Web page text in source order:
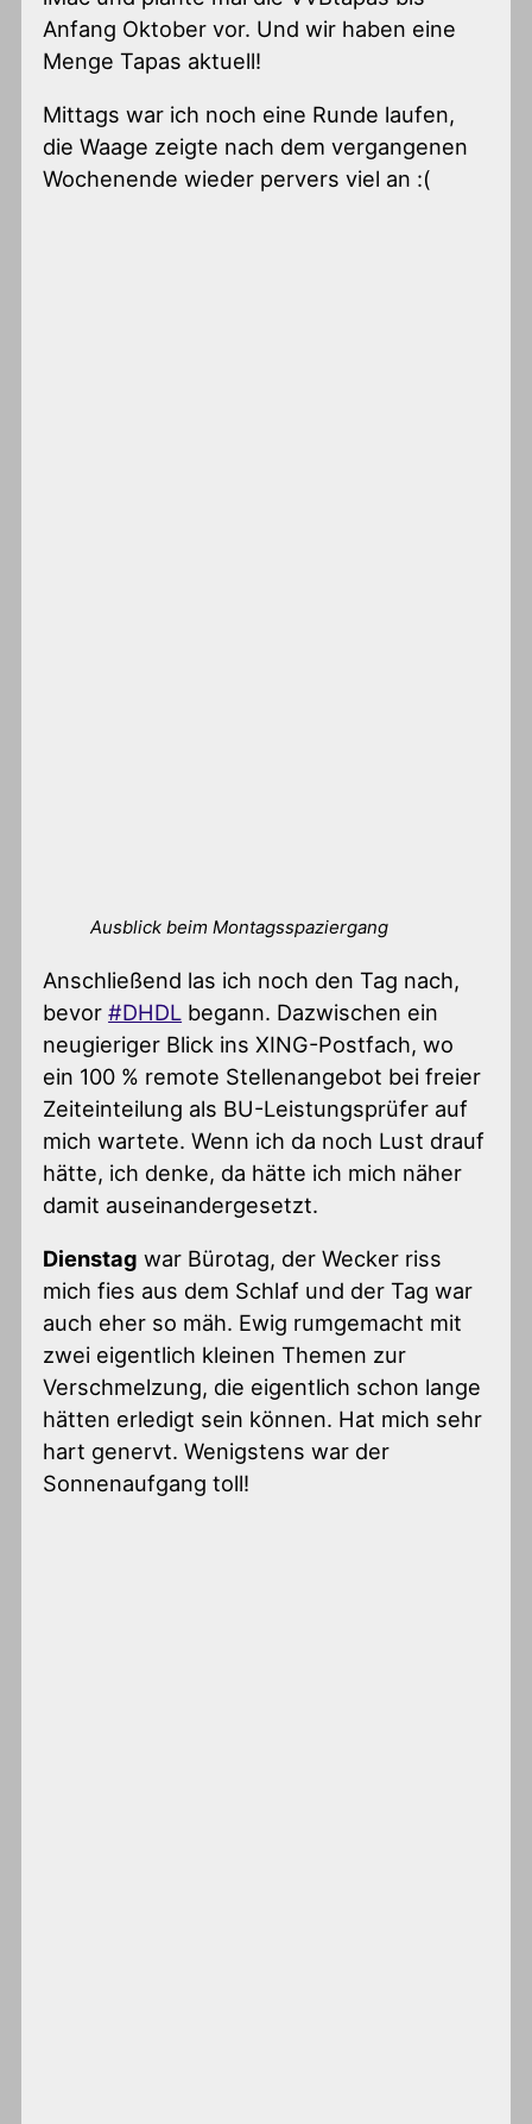
Anfang Oktober vor. Und wir haben eine
Menge Tapas aktuell!
Mittags war ich noch eine Runde laufen,
die Waage zeigte nach dem vergangenen
Wochenende wieder pervers viel an :(
Ausblick beim Montagsspaziergang
Anschließend las ich noch den Tag nach,
bevor#DHDL begann. Dazwischen ein
neugieriger Blick ins XING-Postfach, wo
ein 100 % remote Stellenangebot bei freier
Zeiteinteilung als BU-Leistungsprüfer auf
mich wartete. Wenn ich da noch Lust drauf
hätte, ich denke, da hätte ich mich näher
damit auseinandergesetzt.
Dienstag war Bürotag, der Wecker riss
mich fies aus dem Schlaf und der Tag war
auch eher so mäh. Ewig rumgemacht mit
zwei eigentlich kleinen Themen zur
Verschmelzung, die eigentlich schon lange
hätten erledigt sein können. Hat mich sehr
hart genervt. Wenigstens war der
Sonnenaufgang toll!